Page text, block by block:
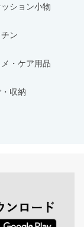
ション小物
ン
メ・ケア用品
収納